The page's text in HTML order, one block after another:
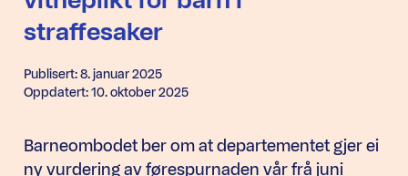
straffesaker
Publisert: 8. januar 2025
Oppdatert: 10. oktober 2025
Barneombodet ber om at departementet gjer ei
ny vurdering av førespurnaden vår frå juni